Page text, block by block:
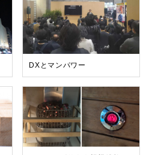
DXとマンパワー